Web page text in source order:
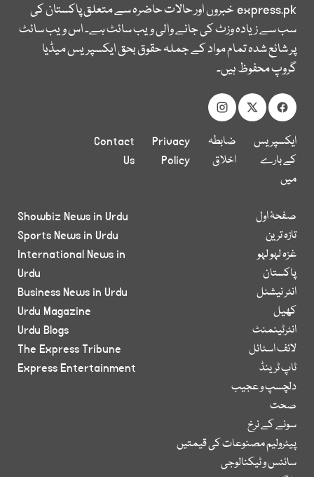
express.pkخبروں اور حالات حاضرہ سے متعلق پاکستان کی
سب سے زیادہ وزٹ کی جانے والی ویب سائٹ ہے۔ اس ویب سائٹ
پر شائع شدہ تمام مواد کے جملہ حقوق بحق ایکسپریس میڈیا
گروپ محفوظ ہیں۔
ایکسپریس
کے بارے
میں
ضابطہ
اخلاق
Privacy
Policy
Contact
Us
صفحۂ اول
تازہ ترین
غزہ لہو لہو
پاکستان
انٹر نیشنل
کھیل
انٹرٹینمنٹ
لائف اسٹائل
ٹاپ ٹرینڈ
دلچسپ و عجیب
صحت
سونے کے نرخ
پیٹرولیم مصنوعات کی قیمتیں
سائنس و ٹیکنالوجی
Showbiz News in Urdu
Sports News in Urdu
International News in
Urdu
Business News in Urdu
Urdu Magazine
Urdu Blogs
The Express Tribune
Express Entertainment